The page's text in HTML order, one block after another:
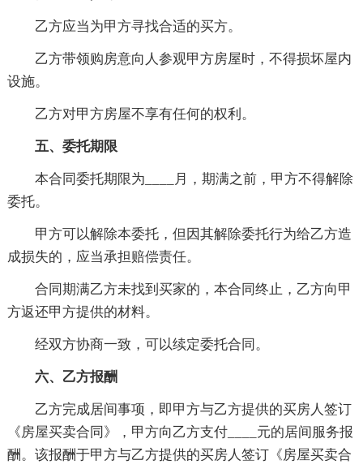
乙方应当为甲方寻找合适的买方。
乙方带领购房意向人参观甲方房屋时，不得损坏屋内
设施。
乙方对甲方房屋不享有任何的权利。
五、委托期限
本合同委托期限为____月，期满之前，甲方不得解除
委托。
甲方可以解除本委托，但因其解除委托行为给乙方造
成损失的，应当承担赔偿责任。
合同期满乙方未找到买家的，本合同终止，乙方向甲
方返还甲方提供的材料。
经双方协商一致，可以续定委托合同。
六、乙方报酬
乙方完成居间事项，即甲方与乙方提供的买房人签订
《房屋买卖合同》，甲方向乙方支付____元的居间服务报
酬。该报酬于甲方与乙方提供的买房人签订《房屋买卖合